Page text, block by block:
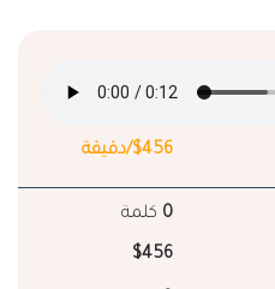
$456/دقيقة
0 كلمة
$456